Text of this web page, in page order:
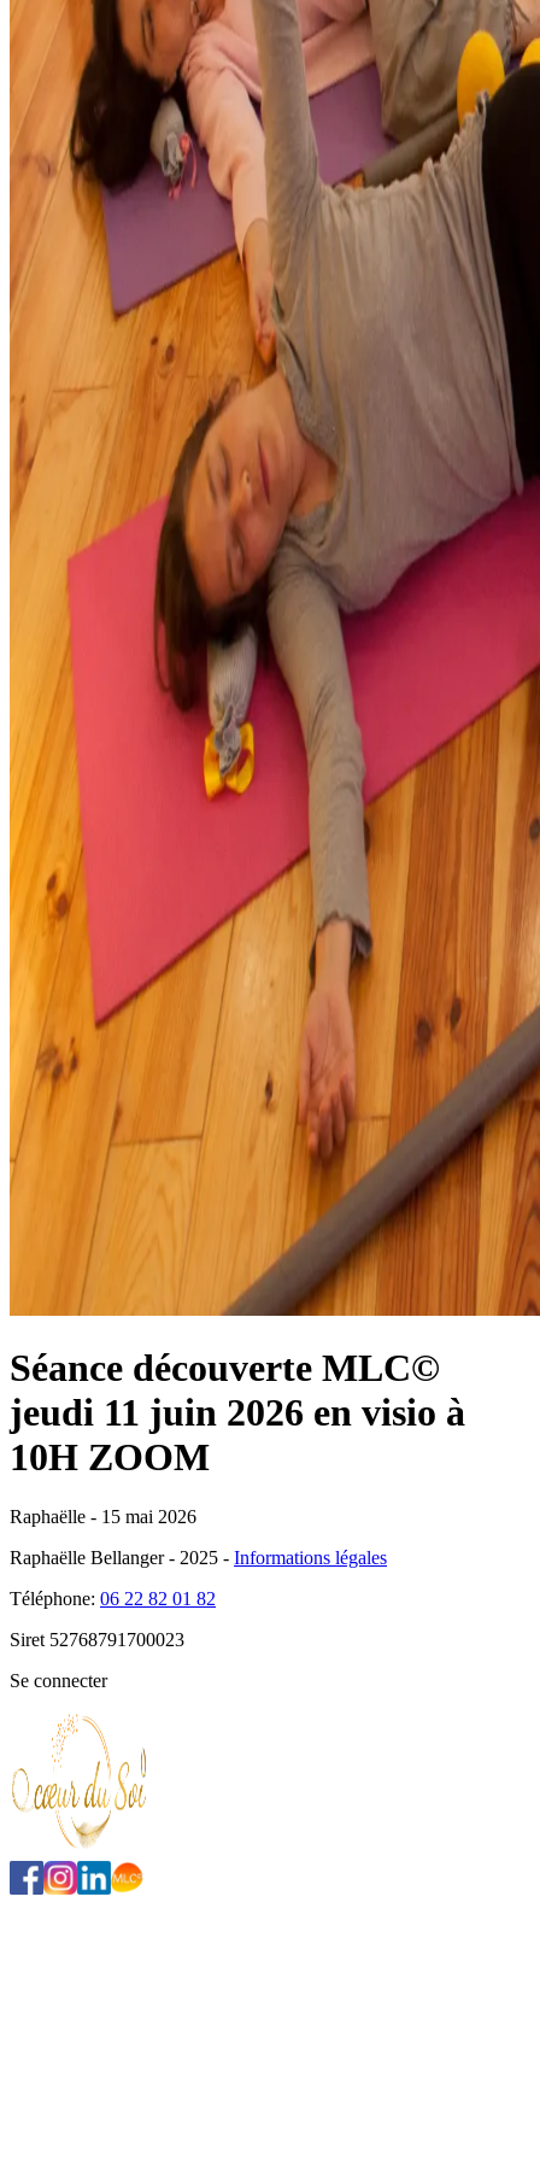
Séance découverte MLC©
jeudi 11 juin 2026 en visio à
10H ZOOM
Raphaëlle - 15 mai 2026
Raphaëlle Bellanger - 2025 - Informations légales
Téléphone: 06 22 82 01 82
Siret 52768791700023
Se connecter